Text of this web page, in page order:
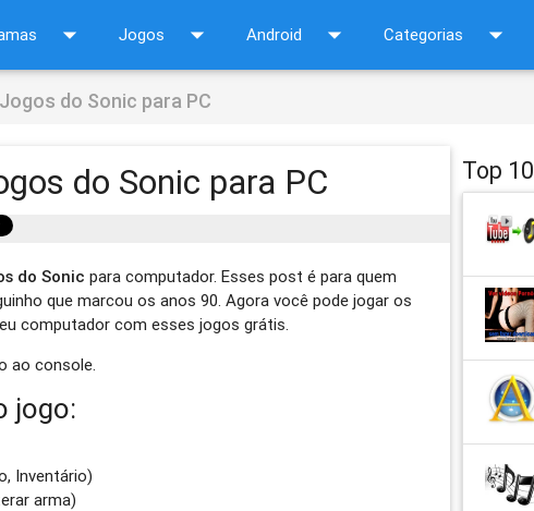
arrow_drop_down Jogos arrow_drop_down Android arrow_drop_down Categorias arrow_drop_down
do Sonic para PC
do Sonic para PC
do Sonic para computador. Esses post é para quem
que marcou os anos 90. Agora você pode jogar os
computador com esses jogos grátis.
ao console.
jogo:
Inventário)
arma)
Top 10